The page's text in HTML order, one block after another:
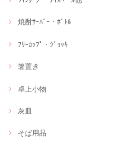
焼酎ｻｰﾊﾞｰ・ﾎﾞﾄﾙ
ﾌﾘｰｶｯﾌﾟ・ｼﾞｮｯｷ
箸置き
卓上小物
灰皿
そば用品